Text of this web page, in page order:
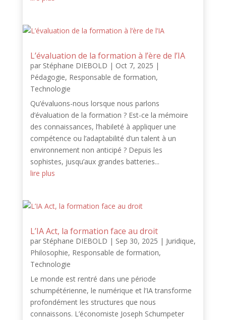
L’évaluation de la formation à l’ère de l’IA
par Stéphane DIEBOLD | Oct 7, 2025 |
Pédagogie, Responsable de formation,
Technologie
Qu’évaluons-nous lorsque nous parlons
d’évaluation de la formation ? Est-ce la mémoire
des connaissances, l’habileté à appliquer une
compétence ou l’adaptabilité d’un talent à un
environnement non anticipé ? Depuis les
sophistes, jusqu’aux grandes batteries...
lire plus
L’IA Act, la formation face au droit
par Stéphane DIEBOLD | Sep 30, 2025 | Juridique,
Philosophie, Responsable de formation,
Technologie
Le monde est rentré dans une période
schumpétérienne, le numérique et l’IA transforme
profondément les structures que nous
connaissons. L’économiste Joseph Schumpeter